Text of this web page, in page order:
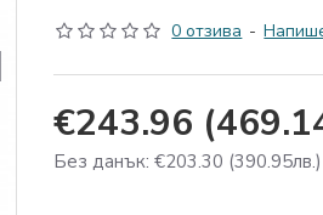
0 отзива -
€243.96
Без данък: €203.30 (390.95лв.)